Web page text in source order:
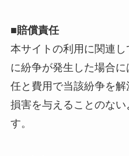
■賠償責任
本サイトの利用に関連
に紛争が発生した場合
任と費用で当該紛争を
損害を与えることのな
す。